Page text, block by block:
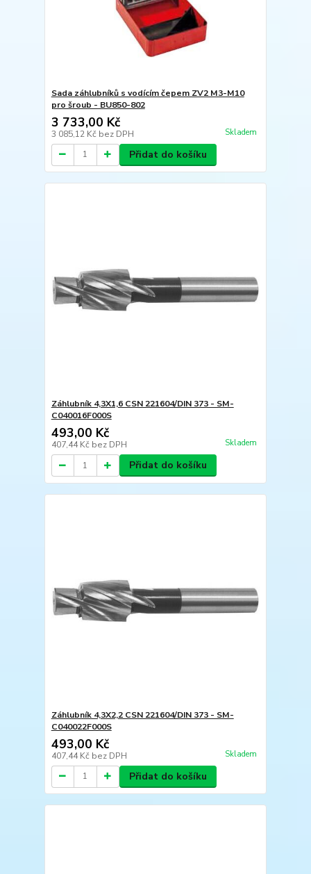
Sada záhlubníků s vodícím čepem ZV2 M3-M10
pro šroub - BU850-802
3 733,00 Kč
3 085,12 Kč bez DPH Skladem
Přidat do košíku
Záhlubník 4,3X1,6 CSN 221604/DIN 373 - SM-
C040016F000S
493,00 Kč
407,44 Kč bez DPH Skladem
Přidat do košíku
Záhlubník 4,3X2,2 CSN 221604/DIN 373 - SM-
C040022F000S
493,00 Kč
407,44 Kč bez DPH Skladem
Přidat do košíku